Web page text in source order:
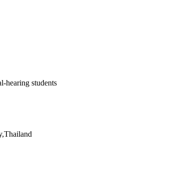
hearing students